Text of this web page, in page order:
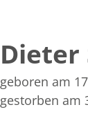
Dieter
geboren am
gestorben am